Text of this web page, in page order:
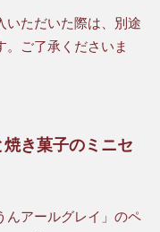
ただいた際は、別途
。ご了承くださいま
き菓子のミニセ
んアールグレイ」のペ